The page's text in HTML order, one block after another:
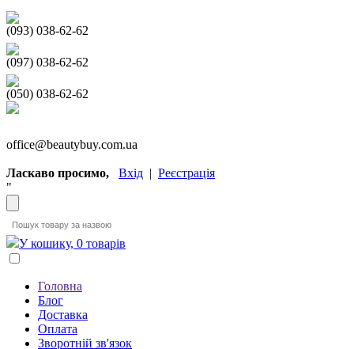
(093) 038-62-62
(097) 038-62-62
(050) 038-62-62
office@beautybuy.com.ua
Ласкаво просимо, Вхід | Реєстрація
"
У кошику, 0 товарів
Головна
Блог
Доставка
Оплата
Зворотній зв'язок